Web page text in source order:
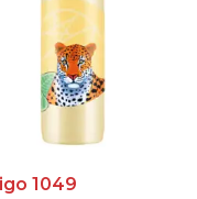
1049